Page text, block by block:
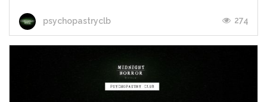
psychopastryclb 274